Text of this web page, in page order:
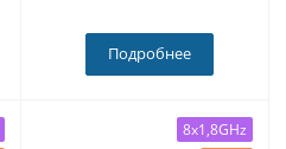
Подробнее
8x1,8GHz